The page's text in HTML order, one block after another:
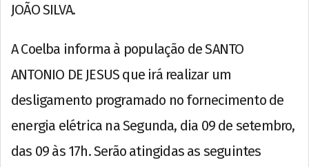
JOÃO SILVA.
A Coelba informa à população de SANTO
ANTONIO DE JESUS que irá realizar um
desligamento programado no fornecimento de
energia elétrica na Segunda, dia 09 de setembro,
das 09 às 17h. Serão atingidas as seguintes